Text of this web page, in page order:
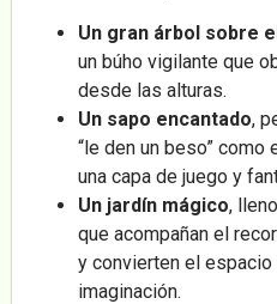
Un gran árbol sobre
un búho vigilante que
desde las alturas.
Un sapo encantado,
“le den un beso” como
una capa de juego y
Un jardín mágico,
que acompañan el
y convierten el espacio
imaginación.